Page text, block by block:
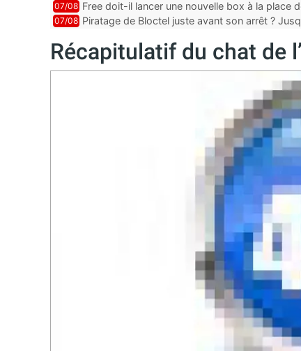
des promos et des cadeaux
07/08 Free doit-il lancer une nouvelle box à la place
07/08 Piratage de Bloctel juste avant son arrêt ?
Récapitulatif du chat de